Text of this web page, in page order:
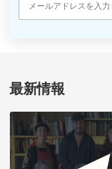
最新情報